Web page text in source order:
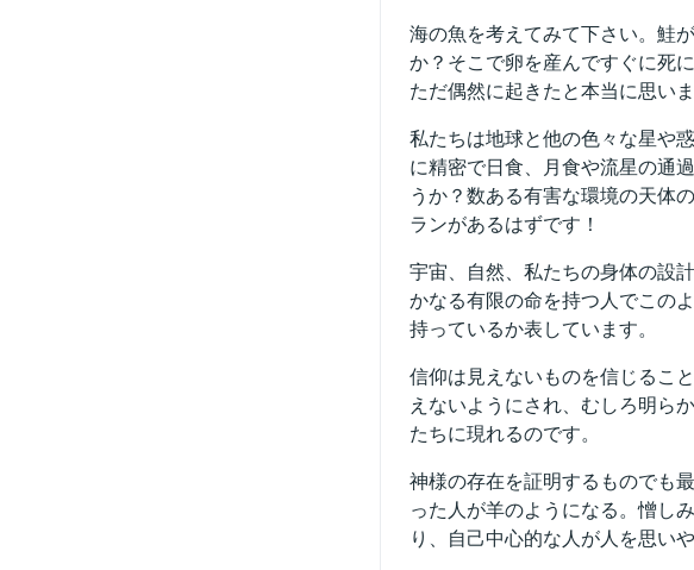
海の魚を考えてみて下さい。鮭
か？そこで卵を産んですぐに死
ただ偶然に起きたと本当に思い
私たちは地球と他の色々な星や
に精密で日食、月食や流星の通
うか？数ある有害な環境の天体
ランがあるはずです！
宇宙、自然、私たちの身体の設
かなる有限の命を持つ人でこの
持っているか表しています。
信仰は見えないものを信じるこ
えないようにされ、むしろ明ら
たちに現れるのです。
神様の存在を証明するものでも
った人が羊のようになる。憎し
り、自己中心的な人が人を思いや